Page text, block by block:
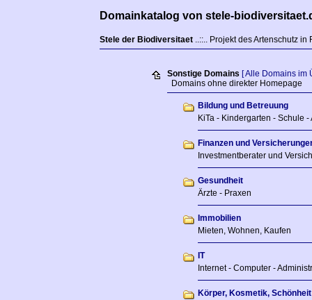
Domainkatalog von stele-
Stele der Biodiversitaet ..::.. Projekt des Artenschutz in
Sonstige Domains [ Alle Domains im
Domains ohne direkter Homepage
Bildung und Betreuung
KiTa - Kindergarten - Schule
Finanzen und
Investmentberater und
Gesundheit
Ärzte - Praxen
Immobilien
Mieten, Wohnen, Kaufen
IT
Internet - Computer -
Körper, Kosmetik, Schönheit